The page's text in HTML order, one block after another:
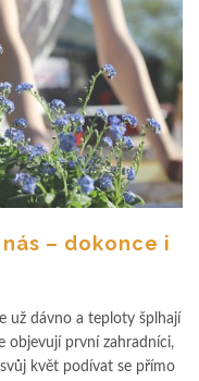
– dokonce i
už dávno a teploty šplhají
objevují první zahradníci,
květ podívat se přímo